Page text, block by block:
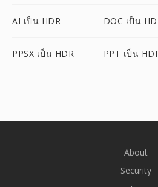
AI เป็น HDR DOC เป็น
PPSX เป็น HDR PPT เป็น
About
Security